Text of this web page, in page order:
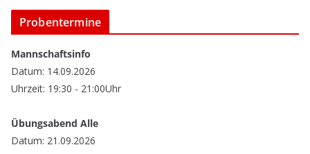
Probentermine
Mannschaftsinfo
Datum: 14.09.2026
Uhrzeit: 19:30 - 21:00Uhr
Übungsabend Alle
Datum: 21.09.2026